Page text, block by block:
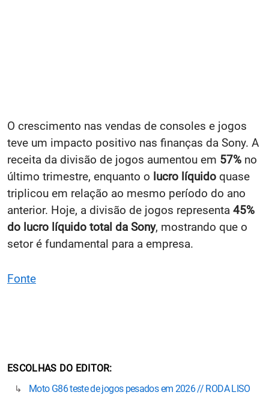
O crescimento nas vendas de consoles e jogos
teve um impacto positivo nas finanças da Sony. A
receita da divisão de jogos aumentou em 57% no
último trimestre, enquanto o lucro líquido quase
triplicou em relação ao mesmo período do ano
anterior. Hoje, a divisão de jogos representa 45%
do lucro líquido total da Sony, mostrando que o
setor é fundamental para a empresa.
Fonte
ESCOLHAS DO EDITOR
Moto G86 teste de jogos pesados em 2026 // RODA LISO